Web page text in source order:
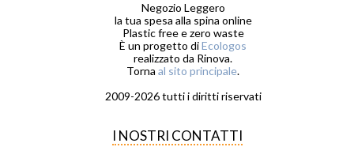
Negozio Leggero
la tua spesa alla spina online
Plastic free e zero waste
È un progetto diEcologos
realizzato da Rinova.
Torna al sito principale.
2009-2026 tutti i diritti riservati
I NOSTRI CONTATTI